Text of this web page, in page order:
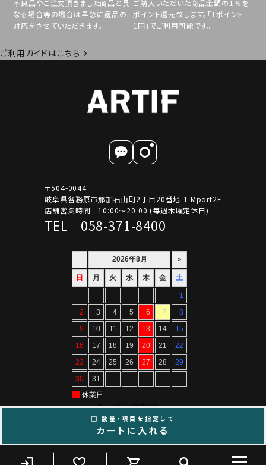
不良品やご注文頂きました商品と異
なる場合等の場合は早急に返品の
対応をさせていただきます。
ご購入いただいた商品金額の1％を
ポイント還元致します。「1ポイント＝
1円」でご利用可能です。
ご利用ガイドはこちら
〒504-0044
岐阜県各務原市那加石山町2丁目20番地-1 Mport2F
店舗営業時間 10:00～20:00 (毎週木曜定休日)
TEL 058-371-8400
Copyright ©ARTIF All Rights Reserved.
数量・項目を指定して
カートに入れる